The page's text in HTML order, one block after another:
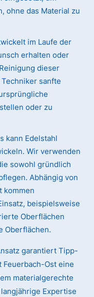
ohne das Material zu
im Laufe der
erhalten oder
dieser
sanfte
oder zu
kann Edelstahl
Wir verwenden
sowohl gründlich
Abhängig von
kommen
beispielsweise
Oberflächen
Oberflächen.
garantiert Tipp-
Ost eine
materialgerechte
Expertise